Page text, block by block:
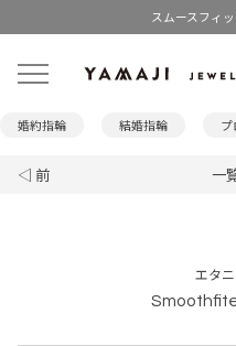
スムースフィ
婚約指輪 結婚指輪 プ
◁ 前 一
エタ